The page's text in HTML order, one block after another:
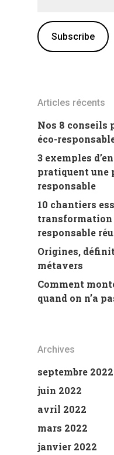
Articles récents
Nos 8 conseils
éco-
3 exemples
pratiquent une
responsable
10 chantiers
transformation
responsable
Origines,
métavers
Comment
quand on n’a
Archives
septembre 2022
juin 2022
avril 2022
mars 2022
janvier 2022